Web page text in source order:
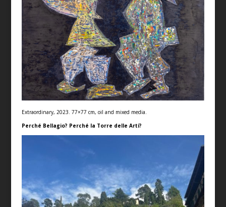
Extraordinary, 2023. 77×77 cm, oil and mixed media.
Perché Bellagio? Perché la Torre delle Arti?